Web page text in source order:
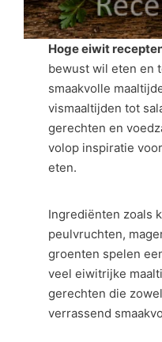
Hoge eiwit
bewust wil eten en
smaakvolle
vismaaltijden tot
gerechten en
volop inspiratie
eten.
Ingrediënten zoals
peulvruchten,
groenten spelen
veel eiwitrijke
gerechten die
verrassend